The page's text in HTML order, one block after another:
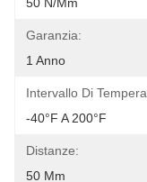
Garanzia:
1 Anno
Intervallo Di
-40°F A 200°F
Distanze:
50 Mm